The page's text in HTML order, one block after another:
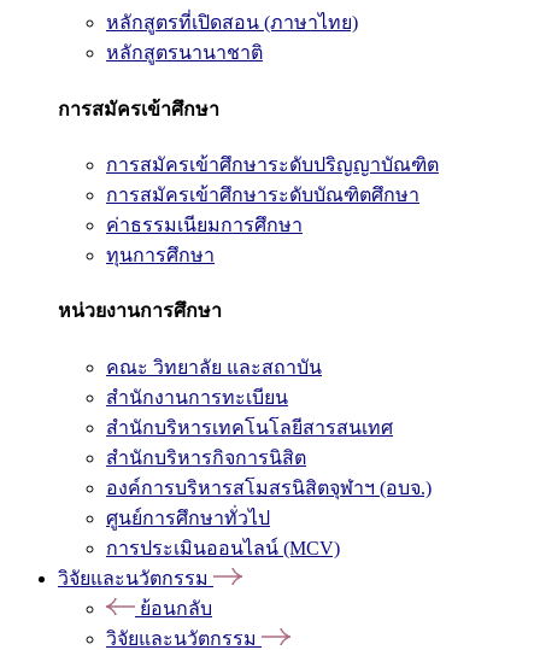
หลักสูตรที่เปิดสอน (ภาษาไทย)
หลักสูตรนานาชาติ
การสมัครเข้าศึกษา
การสมัครเข้าศึกษาระดับปริญญาบัณฑิต
การสมัครเข้าศึกษาระดับบัณฑิตศึกษา
ค่าธรรมเนียมการศึกษา
ทุนการศึกษา
หน่วยงานการศึกษา
คณะ วิทยาลัย และสถาบัน
สำนักงานการทะเบียน
สำนักบริหารเทคโนโลยีสารสนเทศ
สำนักบริหารกิจการนิสิต
องค์การบริหารสโมสรนิสิตจุฬาฯ (อบจ.)
ศูนย์การศึกษาทั่วไป
การประเมินออนไลน์ (MCV)
วิจัยและนวัตกรรม
ย้อนกลับ
วิจัยและนวัตกรรม